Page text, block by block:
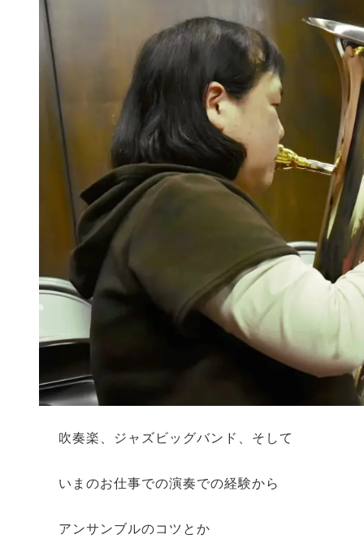
吹奏楽、ジャズビッグバンド、そして
いまのお仕事での演奏での経験から
アンサンブルのコツとか